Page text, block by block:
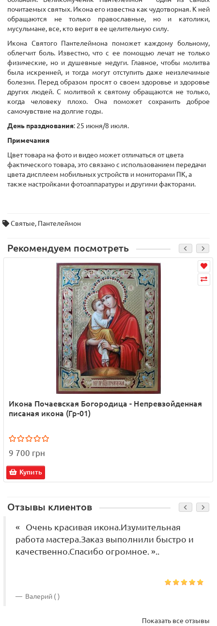
почитаемых святых. Икона его известна как чудотворная. К ней
обращаются не только православные, но и католики,
мусульмане, все, кто верит в ее целительную силу.
Икона Святого Пантелеймона поможет каждому больному,
облегчит боль. Известно, что с ее помощью лечат не только
физические, но и душевные недуги. Главное, чтобы молитва
была искренней, и тогда могут отступить даже неизлечимые
болезни. Перед образом просят о своем здоровье и здоровье
других людей. С молитвой к святому обращаются не только,
когда человеку плохо. Она поможет сохранить доброе
самочувствие на долгие годы.
День празднования: 25 июня/8 июля.
Примечания
Цвет товара на фото и видео может отличаться от цвета
фактического товара, это связано с использованием передачи
цвета дисплеем мобильных устройств и мониторами ПК, а
также настройками фотоаппаратуры и другими факторами.
Святые, Пантелеймон
Рекомендуем посмотреть
Икона Почаевская Богородица - Непревзойденная
писаная икона (Гр-01)
9 700 грн
Купить
Отзывы клиентов
« Очень красивая икона.Изумительная
работа мастера.Заказ выполнили быстро и
качественно.Спасибо огромное. »..
Валерий ( )
Показать все отзывы